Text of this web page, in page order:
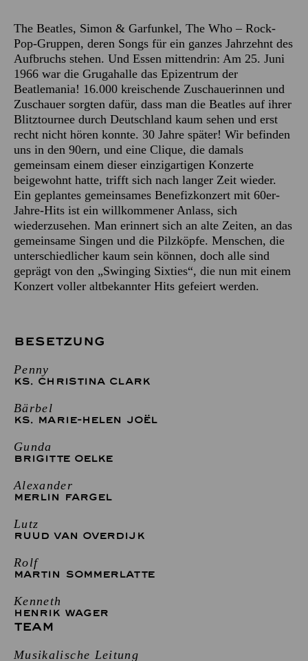
The Beatles, Simon & Garfunkel, The Who – Rock-
Pop-Gruppen, deren Songs für ein ganzes Jahrzehnt des
Aufbruchs stehen. Und Essen mittendrin: Am 25. Juni
1966 war die Grugahalle das Epizentrum der
Beatlemania! 16.000 kreischende Zuschauerinnen und
Zuschauer sorgten dafür, dass man die Beatles auf ihrer
Blitztournee durch Deutschland kaum sehen und erst
recht nicht hören konnte. 30 Jahre später! Wir befinden
uns in den 90ern, und eine Clique, die damals
gemeinsam einem dieser einzigartigen Konzerte
beigewohnt hatte, trifft sich nach langer Zeit wieder.
Ein geplantes gemeinsames Benefizkonzert mit 60er-
Jahre-Hits ist ein willkommener Anlass, sich
wiederzusehen. Man erinnert sich an alte Zeiten, an das
gemeinsame Singen und die Pilzköpfe. Menschen, die
unterschiedlicher kaum sein können, doch alle sind
geprägt von den „Swinging Sixties“, die nun mit einem
Konzert voller altbekannter Hits gefeiert werden.
BESETZUNG
Penny
KS. CHRISTINA CLARK
Bärbel
KS. MARIE-HELEN JOËL
Gunda
BRIGITTE OELKE
Alexander
MERLIN FARGEL
Lutz
RUUD VAN OVERDIJK
Rolf
MARTIN SOMMERLATTE
Kenneth
HENRIK WAGER
TEAM
Musikalische Leitung